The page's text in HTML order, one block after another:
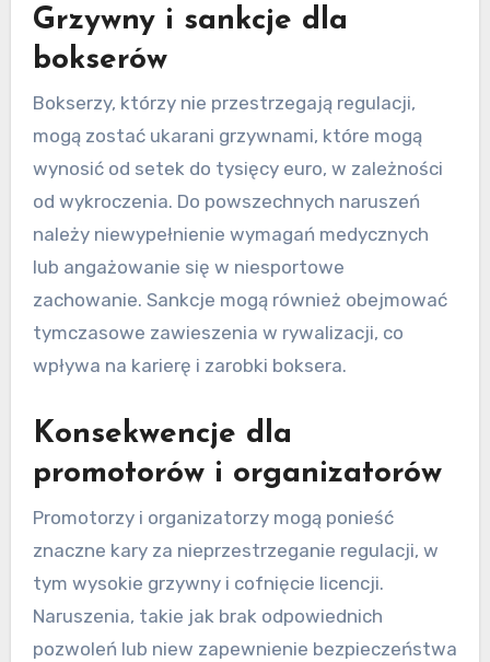
Jakie są kary za
nieprzestrzeganie
regulacji bokserskich?
Kary za nieprzestrzeganie regulacji bokserskich
zawieszenia, a nawet działania prawne.
Konsekwencje te różnią się w zależności od
powagi naruszenia i tego, czy dotyczy ono
bokserów, promotorów, czy organizatorów.
Grzywny i sankcje dla
bokserów